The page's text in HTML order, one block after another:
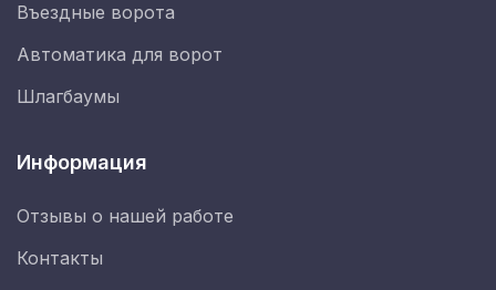
Въездные ворота
Автоматика для ворот
Шлагбаумы
Информация
Отзывы о нашей работе
Контакты